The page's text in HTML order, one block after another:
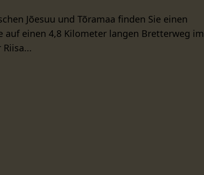
Jõesuu und Tõramaa finden Sie einen
auf einen 4,8 Kilometer langen Bretterweg im